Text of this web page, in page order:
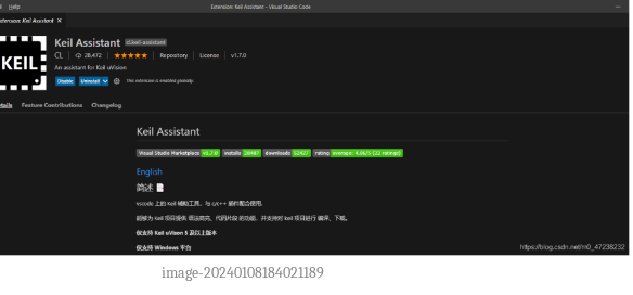
image-20240108184021189